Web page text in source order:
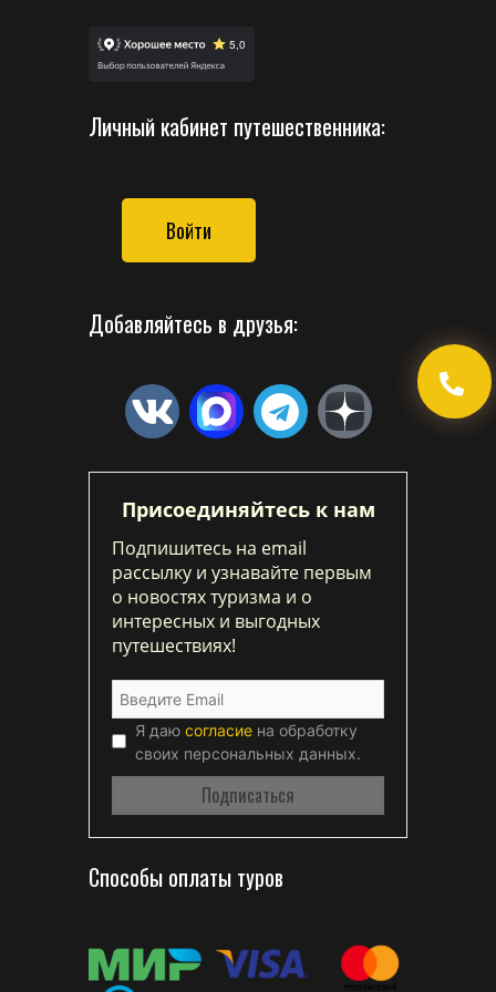
Личный кабинет путешественника:
Войти
Добавляйтесь в друзья:
Присоединяйтесь к нам
Подпишитесь на email
рассылку и узнавайте первым
о новостях туризма и о
интересных и выгодных
путешествиях!
Я даю согласие на обработку
своих персональных данных.
Способы оплаты туров